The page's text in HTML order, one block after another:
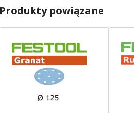
Produkty powiązane